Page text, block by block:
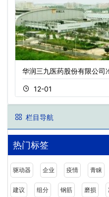
华润三九医药股份有限公司
12-01
栏目导航
热门标签
驱动器 企业 疫情 青睐
建议 组分 钢筋 磨损